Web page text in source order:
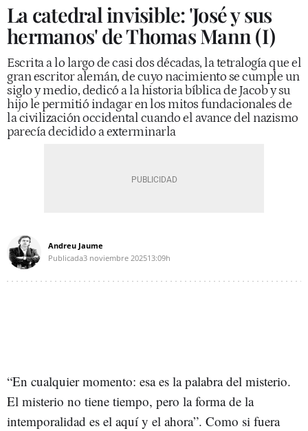
La catedral invisible: 'José y sus
hermanos' de Thomas Mann (I)
Escrita a lo largo de casi dos décadas, la tetralogía que el
gran escritor alemán, de cuyo nacimiento se cumple un
siglo y medio, dedicó a la historia bíblica de Jacob y su
hijo le permitió indagar en los mitos fundacionales de
la civilización occidental cuando el avance del nazismo
parecía decidido a exterminarla
Andreu Jaume
Publicada3 noviembre 202513:09h
“En cualquier momento: esa es la palabra del misterio.
El misterio no tiene tiempo, pero la forma de la
intemporalidad es el aquí y el ahora”. Como si fuera